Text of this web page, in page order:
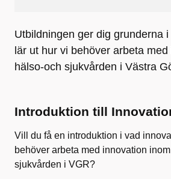
Utbildningen ger dig grunderna
lär ut hur vi behöver arbeta
hälso-och sjukvården i Västra
Introduktion till
Vill du få en introduktion i vad
behöver arbeta med innovation
sjukvården i VGR?